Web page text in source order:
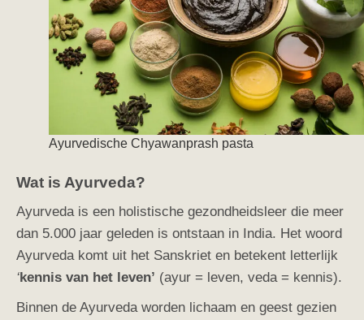
Ayurvedische Chyawanprash pasta
Wat is Ayurveda?
Ayurveda is een holistische gezondheidsleer die meer
dan 5.000 jaar geleden is ontstaan in India. Het woord
Ayurveda komt uit het Sanskriet en betekent letterlijk
‘kennis van het leven’ (ayur = leven, veda = kennis).
Binnen de Ayurveda worden lichaam en geest gezien